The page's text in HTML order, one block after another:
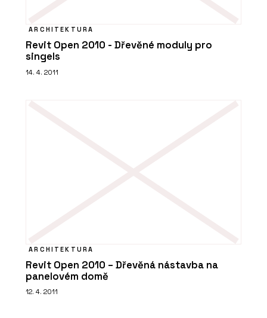
ARCHITEKTURA
Revit Open 2010 - Dřevěné moduly pro
singels
14. 4. 2011
ARCHITEKTURA
Revit Open 2010 – Dřevěná nástavba na
panelovém domě
12. 4. 2011